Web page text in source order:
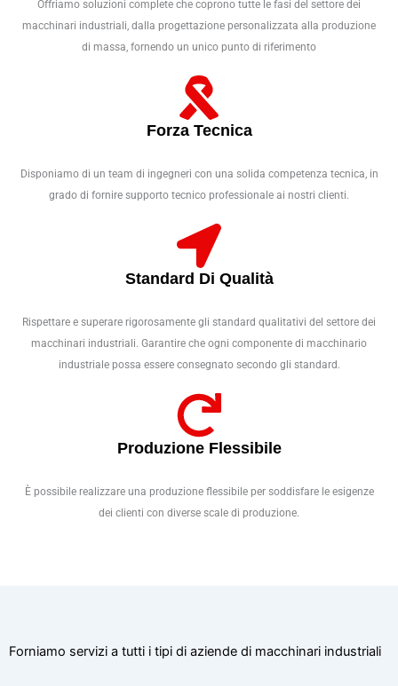
Offriamo soluzioni complete che coprono tutte le fasi del settore dei
macchinari industriali, dalla progettazione personalizzata alla produzione
di massa, fornendo un unico punto di riferimento
Forza Tecnica
Disponiamo di un team di ingegneri con una solida competenza tecnica, in
grado di fornire supporto tecnico professionale ai nostri clienti.
Standard Di Qualità
Rispettare e superare rigorosamente gli standard qualitativi del settore dei
macchinari industriali. Garantire che ogni componente di macchinario
industriale possa essere consegnato secondo gli standard.
Produzione Flessibile
È possibile realizzare una produzione flessibile per soddisfare le esigenze
dei clienti con diverse scale di produzione.
Forniamo servizi a tutti i tipi di aziende di macchinari industriali